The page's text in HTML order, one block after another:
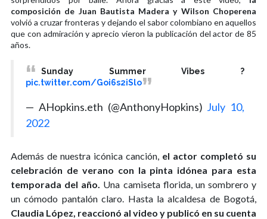
composición de Juan Bautista Madera y Wilson Choperena
volvió a cruzar fronteras y dejando el sabor colombiano en aquellos
que con admiración y aprecio vieron la publicación del actor de 85
años.
Sunday Summer Vibes ?
pic.twitter.com/Goi6s2iSlo
— AHopkins.eth (@AnthonyHopkins) July 10,
2022
Además de nuestra icónica canción, el actor completó su
celebración de verano con la pinta idónea para esta
temporada del año. Una camiseta florida, un sombrero y
un cómodo pantalón claro. Hasta la alcaldesa de Bogotá,
Claudia López, reaccionó al video y publicó en su cuenta